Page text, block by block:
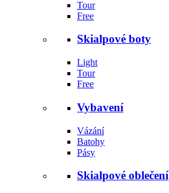
Tour
Free
Skialpové boty
Light
Tour
Free
Vybavení
Vázání
Batohy
Pásy
Skialpové oblečení